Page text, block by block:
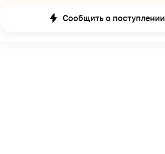
Сообщить о поступлении